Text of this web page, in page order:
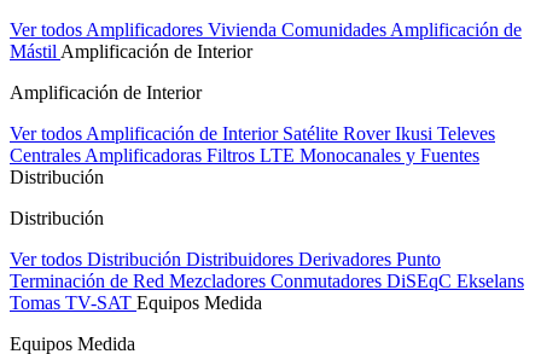
Ver todos Amplificadores Vivienda Comunidades Amplificación de
Mástil Amplificación de Interior
Amplificación de Interior
Ver todos Amplificación de Interior Satélite RoverIkusi Televes
Centrales Amplificadoras Filtros LTE Monocanales y Fuentes
Distribución
Distribución
Ver todos Distribución Distribuidores Derivadores Punto
Terminación de Red Mezcladores Conmutadores DiSEqC Ekselans
Tomas TV-SAT Equipos Medida
Equipos Medida